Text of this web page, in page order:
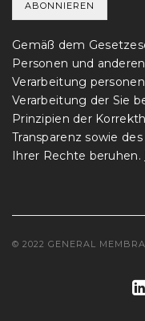
Gemäß dem
Personen und
Verarbeitung
Verarbeitung der Sie
Prinzipien der
Transparenz sowie
Ihrer Rechte beruhen.
© 2022 GENERAL